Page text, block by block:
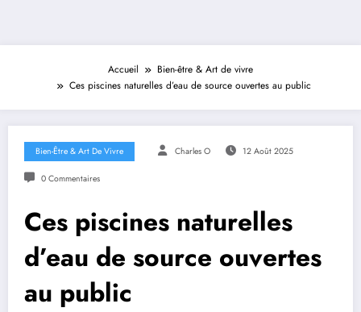
Accueil
Bien-être & Art de vivre
Ces piscines naturelles d’eau de source ouvertes au public
Bien-Être & Art De Vivre Charles O 12 Août 2025
0 Commentaires
Ces piscines naturelles
d’eau de source ouvertes
au public